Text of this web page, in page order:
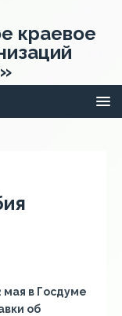
краевое
в Госдуме
об